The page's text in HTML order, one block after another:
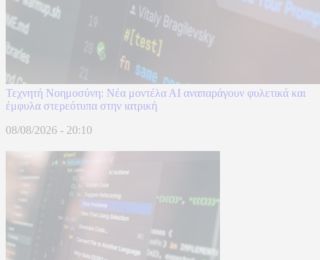
Τεχνητή Νοημοσύνη: Νέα μοντέλα ΑΙ αναπαράγουν φυλετικά και
έμφυλα στερεότυπα στην ιατρική
08/08/2026 - 20:10